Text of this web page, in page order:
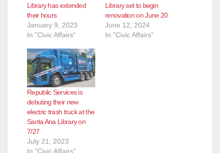
Library has extended
their hours
January 9, 2023
In "Civic Affairs"
Library set to begin
renovation on June 20
June 12, 2024
In "Civic Affairs"
Republic Services is
debuting their new
electric trash truck at the
Santa Ana Library on
7/27
July 21, 2023
In "Civic Affairs"